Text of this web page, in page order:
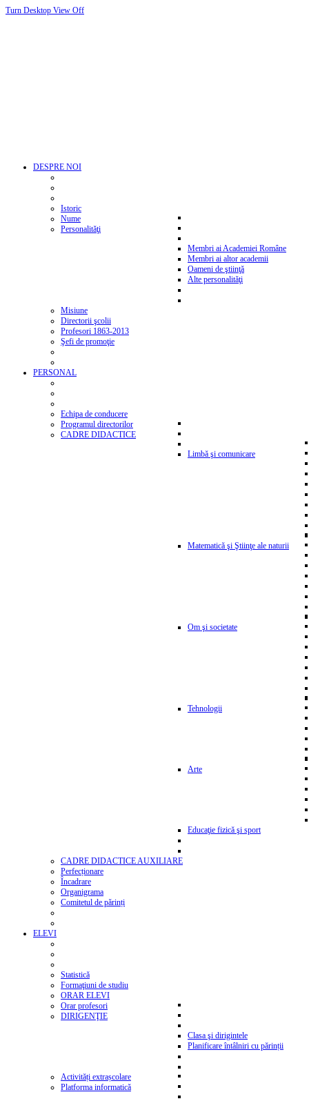
Turn Desktop View Off
DESPRE NOI
Istoric
Nume
Personalităţi
Membri ai Academiei Române
Membri ai altor academii
Oameni de ştiinţă
Alte personalităţi
Misiune
Directorii şcolii
Profesori 1863-2013
Şefi de promoţie
PERSONAL
Echipa de conducere
Programul directorilor
CADRE DIDACTICE
Limbă şi comunicare
Matematică şi Ştiinţe ale naturii
Om şi societate
Tehnologii
Arte
Educaţie fizică şi sport
CADRE DIDACTICE AUXILIARE
Perfecționare
Încadrare
Organigrama
Comitetul de părinți
ELEVI
Statistică
Formaţiuni de studiu
ORAR ELEVI
Orar profesori
DIRIGENŢIE
Clasa şi dirigintele
Planificare întâlniri cu părinții
Activități extrașcolare
Platforma informatică